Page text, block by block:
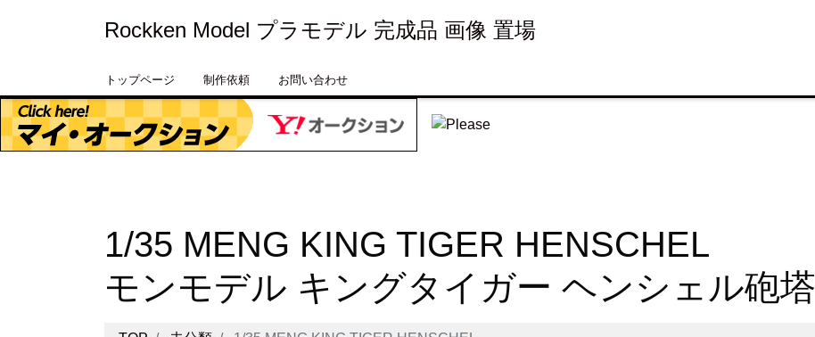
Rockken Model プラモデル 完成品 画像 置場
トップページ 制作依頼 お問い合わせ
1/35 MENG KING TIGER HENSCHEL
モンモデル キングタイガー ヘンシェル砲塔